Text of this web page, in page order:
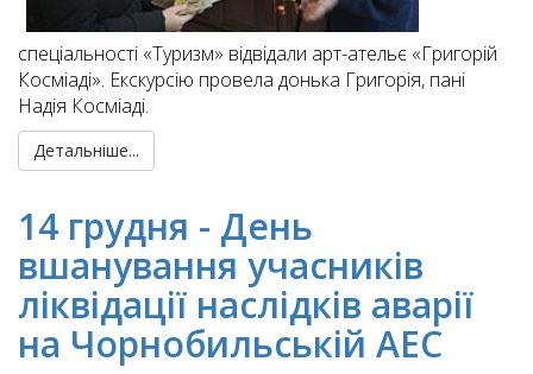
спеціальності «Туризм» відвідали арт-ательє «Григорій
Косміаді». Екскурсію провела донька Григорія, пані
Надія Косміаді.
Детальніше...
14 грудня - День
вшанування учасників
ліквідації наслідків аварії
на Чорнобильській АЕС